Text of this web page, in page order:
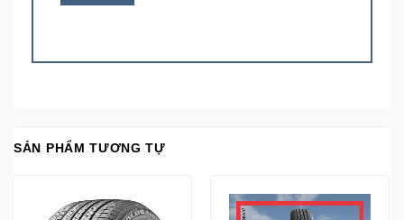
SẢN PHẨM TƯƠNG TỰ